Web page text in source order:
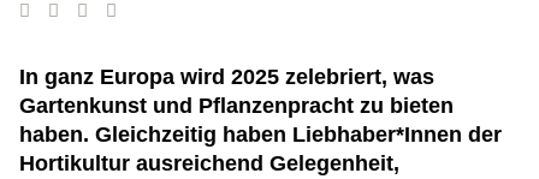
In ganz Europa wird 2025 zelebriert, was
Gartenkunst und Pflanzenpracht zu bieten
haben. Gleichzeitig haben Liebhaber*Innen der
Hortikultur ausreichend Gelegenheit,